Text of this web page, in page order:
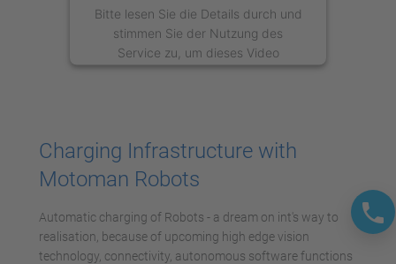
Bitte lesen Sie die Details durch und
stimmen Sie der Nutzung des
Service zu, um dieses Video
anzusehen.
Management Platform
Charging Infrastructure with
Motoman Robots
Automatic charging of Robots - a dream on int's way to
realisation, because of upcoming high edge vision
technology, connectivity, autonomous software functions